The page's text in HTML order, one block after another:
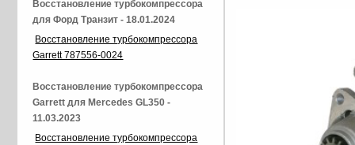
Восстановление турбокомпрессора
для Форд Транзит - 18.01.2024
Восстановление турбокомпрессора
Garrett 787556-0024
Восстановление турбокомпрессора
Garrett для Mercedes GL350 -
11.03.2023
Восстановление турбокомпрессора